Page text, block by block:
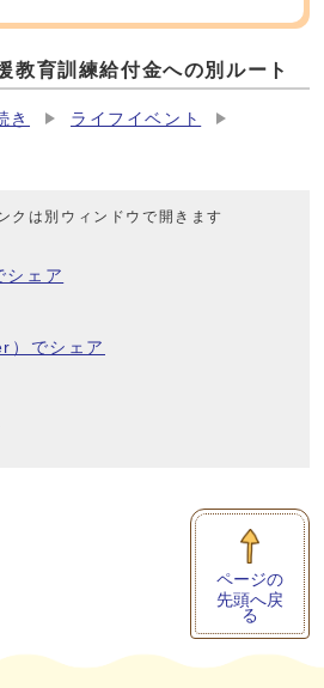
教育訓練給付金への別ルート
き
ライフイベント
クは別ウィンドウで開きます
ェア
）でシェア
ページの
先頭へ戻
る